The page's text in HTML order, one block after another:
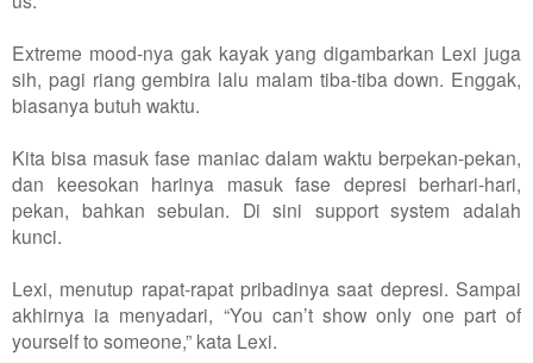
Extreme mood-nya gak kayak yang digambarkan Lexi juga
sih, pagi riang gembira lalu malam tiba-tiba down. Enggak,
biasanya butuh waktu.
Kita bisa masuk fase maniac dalam waktu berpekan-pekan,
dan keesokan harinya masuk fase depresi berhari-hari,
pekan, bahkan sebulan. Di sini support system adalah
kunci.
Lexi, menutup rapat-rapat pribadinya saat depresi. Sampai
akhirnya ia menyadari, “You can’t show only one part of
yourself to someone,” kata Lexi.